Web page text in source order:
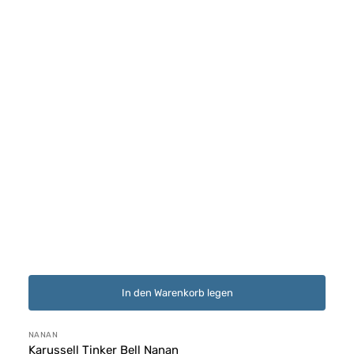
In den Warenkorb legen
Anbieter:
NANAN
Karussell Tinker Bell Nanan